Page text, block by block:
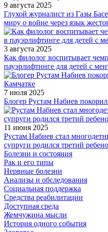
9 августа 2025
Глухой журналист из Газы
миру о войне через язык
3 августа 2025
Как филолог воспитывает
пауэрлифтинге для детей с
7 июля 2025
Блогер Рустам Набиев
11 июня 2025
Рустам Набиев стал
супруги родился третий
Болезни и состояния
Рак и его типы
Нервные болезни
Анализы и обследования
Социальная поддержка
Средства реабилитации
Доступная среда
Жемчужина мысли
История одного события